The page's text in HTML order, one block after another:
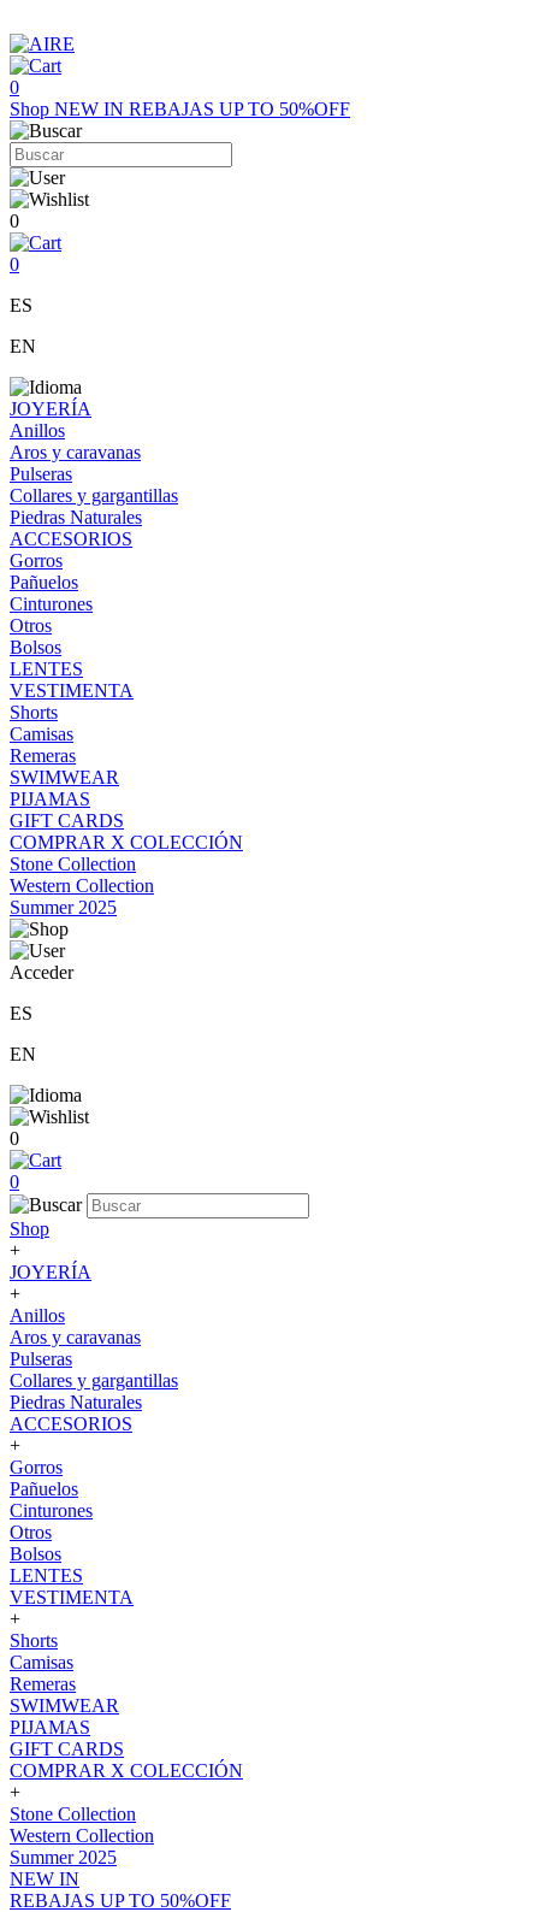
0
Shop NEW IN REBAJAS UP TO 50%OFF
0
0
ES
EN
JOYERÍA
Anillos
Aros y caravanas
Pulseras
Collares y gargantillas
Piedras Naturales
ACCESORIOS
Gorros
Pañuelos
Cinturones
Otros
Bolsos
LENTES
VESTIMENTA
Shorts
Camisas
Remeras
SWIMWEAR
PIJAMAS
GIFT CARDS
COMPRAR X COLECCIÓN
Stone Collection
Western Collection
Summer 2025
Acceder
ES
EN
0
0
Shop
+
JOYERÍA
+
Anillos
Aros y caravanas
Pulseras
Collares y gargantillas
Piedras Naturales
ACCESORIOS
+
Gorros
Pañuelos
Cinturones
Otros
Bolsos
LENTES
VESTIMENTA
+
Shorts
Camisas
Remeras
SWIMWEAR
PIJAMAS
GIFT CARDS
COMPRAR X COLECCIÓN
+
Stone Collection
Western Collection
Summer 2025
NEW IN
REBAJAS UP TO 50%OFF